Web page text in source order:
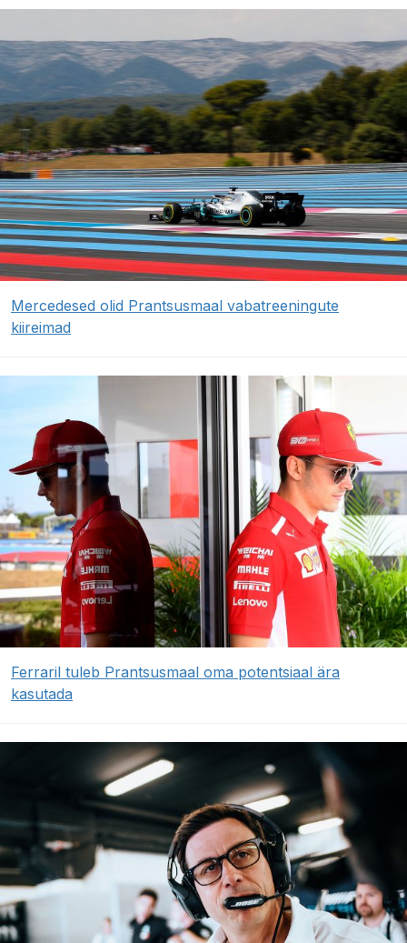
Mercedesed olid Prantsusmaal vabatreeningute
kiireimad
Ferraril tuleb Prantsusmaal oma potentsiaal ära
kasutada